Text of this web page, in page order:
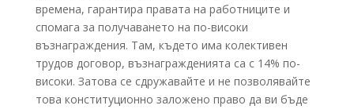
времена, гарантира правата на работниците и
спомага за получаването на по-високи
възнаграждения. Там, където има колективен
трудов договор, възнагражденията са с 14% по-
високи. Затова се сдружавайте и не позволявайте
това конституционно заложено право да ви бъде